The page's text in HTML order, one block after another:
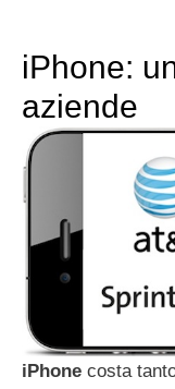
iPhone:
aziende
iPhone costa